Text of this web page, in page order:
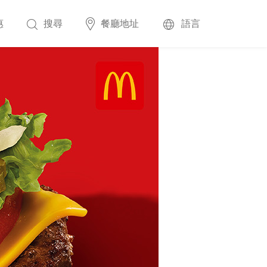
搜尋 餐廳地址 語言